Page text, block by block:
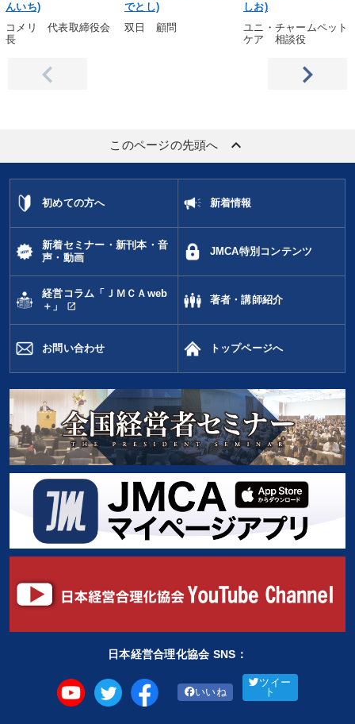
んいち)
コメリ 代表取締役会
長
でとし)
双日 顧問
しお)
ユニ・チャームペット
ケア 相談役
このページの先頭へ keyboard_arrow_up
初めての方へ 新着情報
新着セミナー・新刊本・音
声・動画
JMCA特別コンテンツ
経営コラム「ＪＭＣＡweb
＋」
open_in_new
著者・講師紹介
お問い合わせ トップページへ
日本経営合理化協会 SNS：
いいね
ツイー
ト